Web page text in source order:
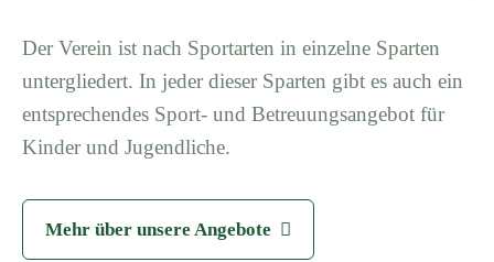
Der Verein ist nach Sportarten in einzelne Sparten
untergliedert. In jeder dieser Sparten gibt es auch ein
entsprechendes Sport- und Betreuungsangebot für
Kinder und Jugendliche.
Mehr über unsere Angebote